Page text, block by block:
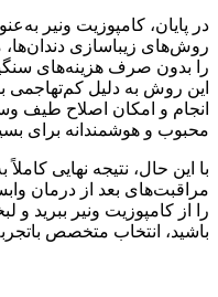
در پایان، کامپوزیت ونیر
روش‌های زیباسازی دندان‌ها،
را بدون صرف هزینه‌های
این روش به دلیل کم‌تهاجمی
انجام و امکان اصلاح طیف
محبوب و هوشمندانه برای
با این حال، نتیجه نهایی
مراقبت‌های بعد از درمان
را از کامپوزیت ونیر ببرید و
باشید، انتخاب متخصص